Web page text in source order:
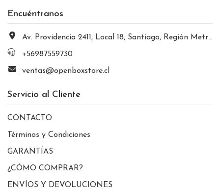
Encuéntranos
Av. Providencia 2411, Local 18, Santiago, Región Metropolitana, Chile
+56987559730
ventas@openboxstore.cl
Servicio al Cliente
CONTACTO
Términos y Condiciones
GARANTÍAS
¿CÓMO COMPRAR?
ENVÍOS Y DEVOLUCIONES